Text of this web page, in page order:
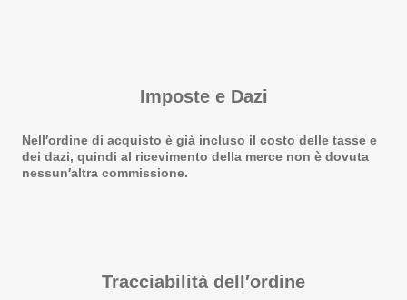
Imposte e Dazi
Nell′ordine di acquisto è già incluso il costo delle tasse e
dei dazi, quindi al ricevimento della merce non è dovuta
nessun′altra commissione.
Tracciabilità dell′ordine